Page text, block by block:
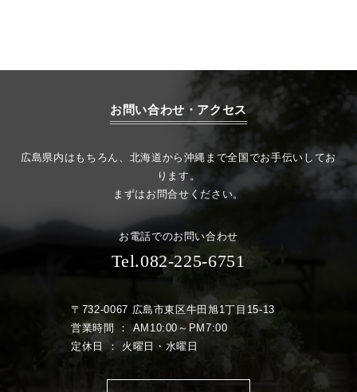
お問い合わせ・アクセス
広島県内はもちろん、北海道から沖縄まで全国でお手伝いしてお
ります。
まずはお問合せください。
お電話でのお問い合わせ
Tel.082-225-6751
〒732-0067 広島市東区牛田旭1丁目15-13
営業時間 ： AM10:00～PM7:00
定休日 ： 火曜日・水曜日